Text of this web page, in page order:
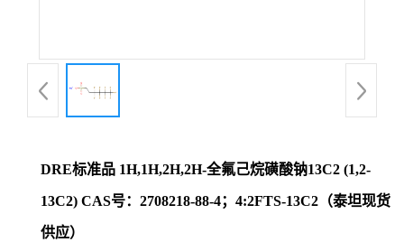
DRE标准品 1H,1H,2H,2H-全氟己烷磺酸钠13C2 (1,2-
13C2) CAS号：2708218-88-4；4:2FTS-13C2（泰坦现货
供应）